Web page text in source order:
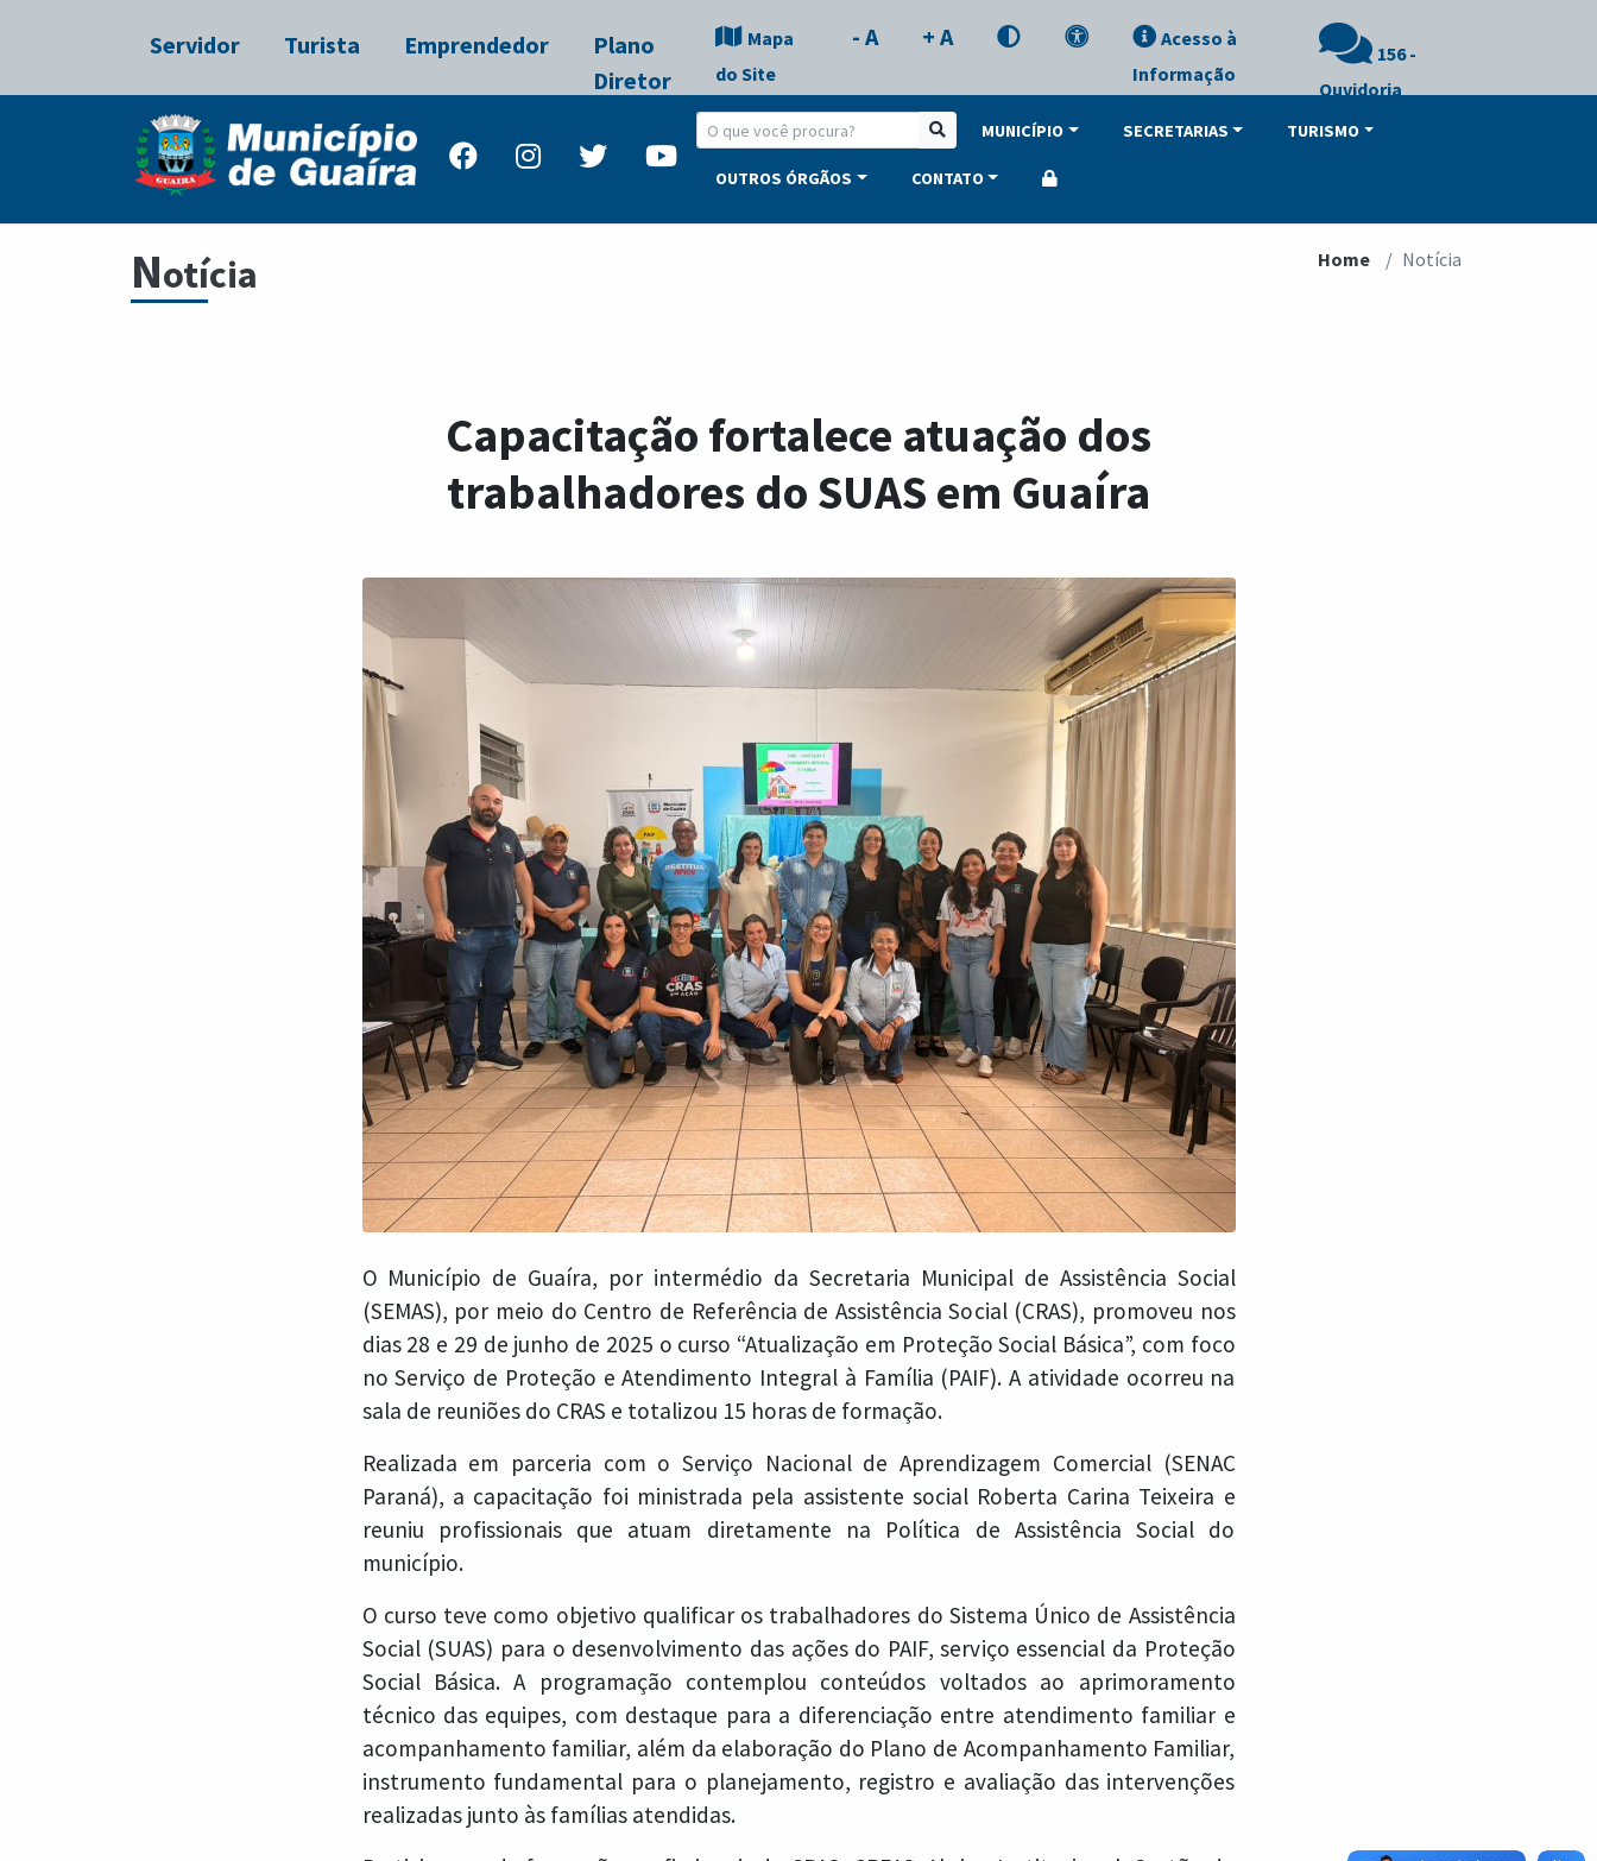
Servidor Turista Emprendedor
Plano
Diretor
Mapa
do Site
- A + A
Acesso à
Informação
156 -
Ouvidoria
MUNICÍPIO SECRETARIAS TURISMO
OUTROS ÓRGÃOS CONTATO
Notícia Home Notícia
Capacitação fortalece atuação dos
trabalhadores do SUAS em Guaíra
O Município de Guaíra, por intermédio da Secretaria Municipal de Assistência Social
(SEMAS), por meio do Centro de Referência de Assistência Social (CRAS), promoveu nos
dias 28 e 29 de junho de 2025 o curso “Atualização em Proteção Social Básica”, com foco
no Serviço de Proteção e Atendimento Integral à Família (PAIF). A atividade ocorreu na
sala de reuniões do CRAS e totalizou 15 horas de formação.
Realizada em parceria com o Serviço Nacional de Aprendizagem Comercial (SENAC
Paraná), a capacitação foi ministrada pela assistente social Roberta Carina Teixeira e
reuniu profissionais que atuam diretamente na Política de Assistência Social do
município.
O curso teve como objetivo qualificar os trabalhadores do Sistema Único de Assistência
Social (SUAS) para o desenvolvimento das ações do PAIF, serviço essencial da Proteção
Social Básica. A programação contemplou conteúdos voltados ao aprimoramento
técnico das equipes, com destaque para a diferenciação entre atendimento familiar e
acompanhamento familiar, além da elaboração do Plano de Acompanhamento Familiar,
instrumento fundamental para o planejamento, registro e avaliação das intervenções
realizadas junto às famílias atendidas.